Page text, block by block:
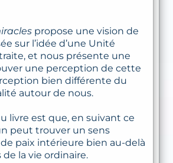
propose une vision de
sur l’idée d’une Unité
et nous présente une
une perception de cette
bien différente du
autour de nous.
livre est que, en suivant ce
peut trouver un sens
paix intérieure bien au-delà
la vie ordinaire.